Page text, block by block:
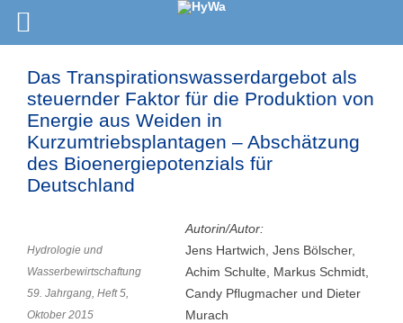
Das Transpirationswasserdargebot als
steuernder Faktor für die Produktion von
Energie aus Weiden in
Kurzumtriebsplantagen – Abschätzung
des Bioenergiepotenzials für
Deutschland
Hydrologie und
Wasserbewirtschaftung
59. Jahrgang, Heft 5,
Oktober 2015
Autorin/Autor:
Jens Hartwich, Jens Bölscher,
Achim Schulte, Markus Schmidt,
Candy Pflugmacher und Dieter
Murach